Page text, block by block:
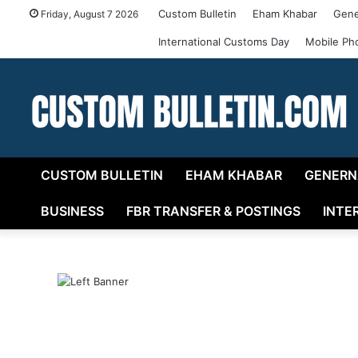
Friday, August 7 2026 Custom Bulletin Eham Khabar
International Customs Day Mobile
CUSTOM BULLETIN EHAM KHABAR
BUSINESS FBR TRANSFER & POSTINGS